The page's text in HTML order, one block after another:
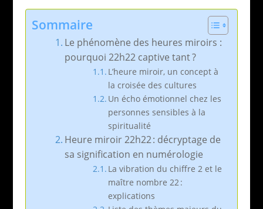
Sommaire
Le phénomène des heures miroirs :
pourquoi 22h22 captive tant ?
L’heure miroir, un concept à
la croisée des cultures
Un écho émotionnel chez les
personnes sensibles à la
spiritualité
Heure miroir 22h22 : décryptage de
sa signification en numérologie
La vibration du chiffre 2 et le
maître nombre 22 :
explications